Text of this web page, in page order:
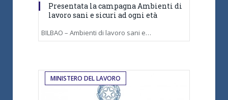
Presentata la campagna Ambienti di
lavoro sani e sicuri ad ogni età
BILBAO – Ambienti di lavoro sani e…
MINISTERO DEL LAVORO